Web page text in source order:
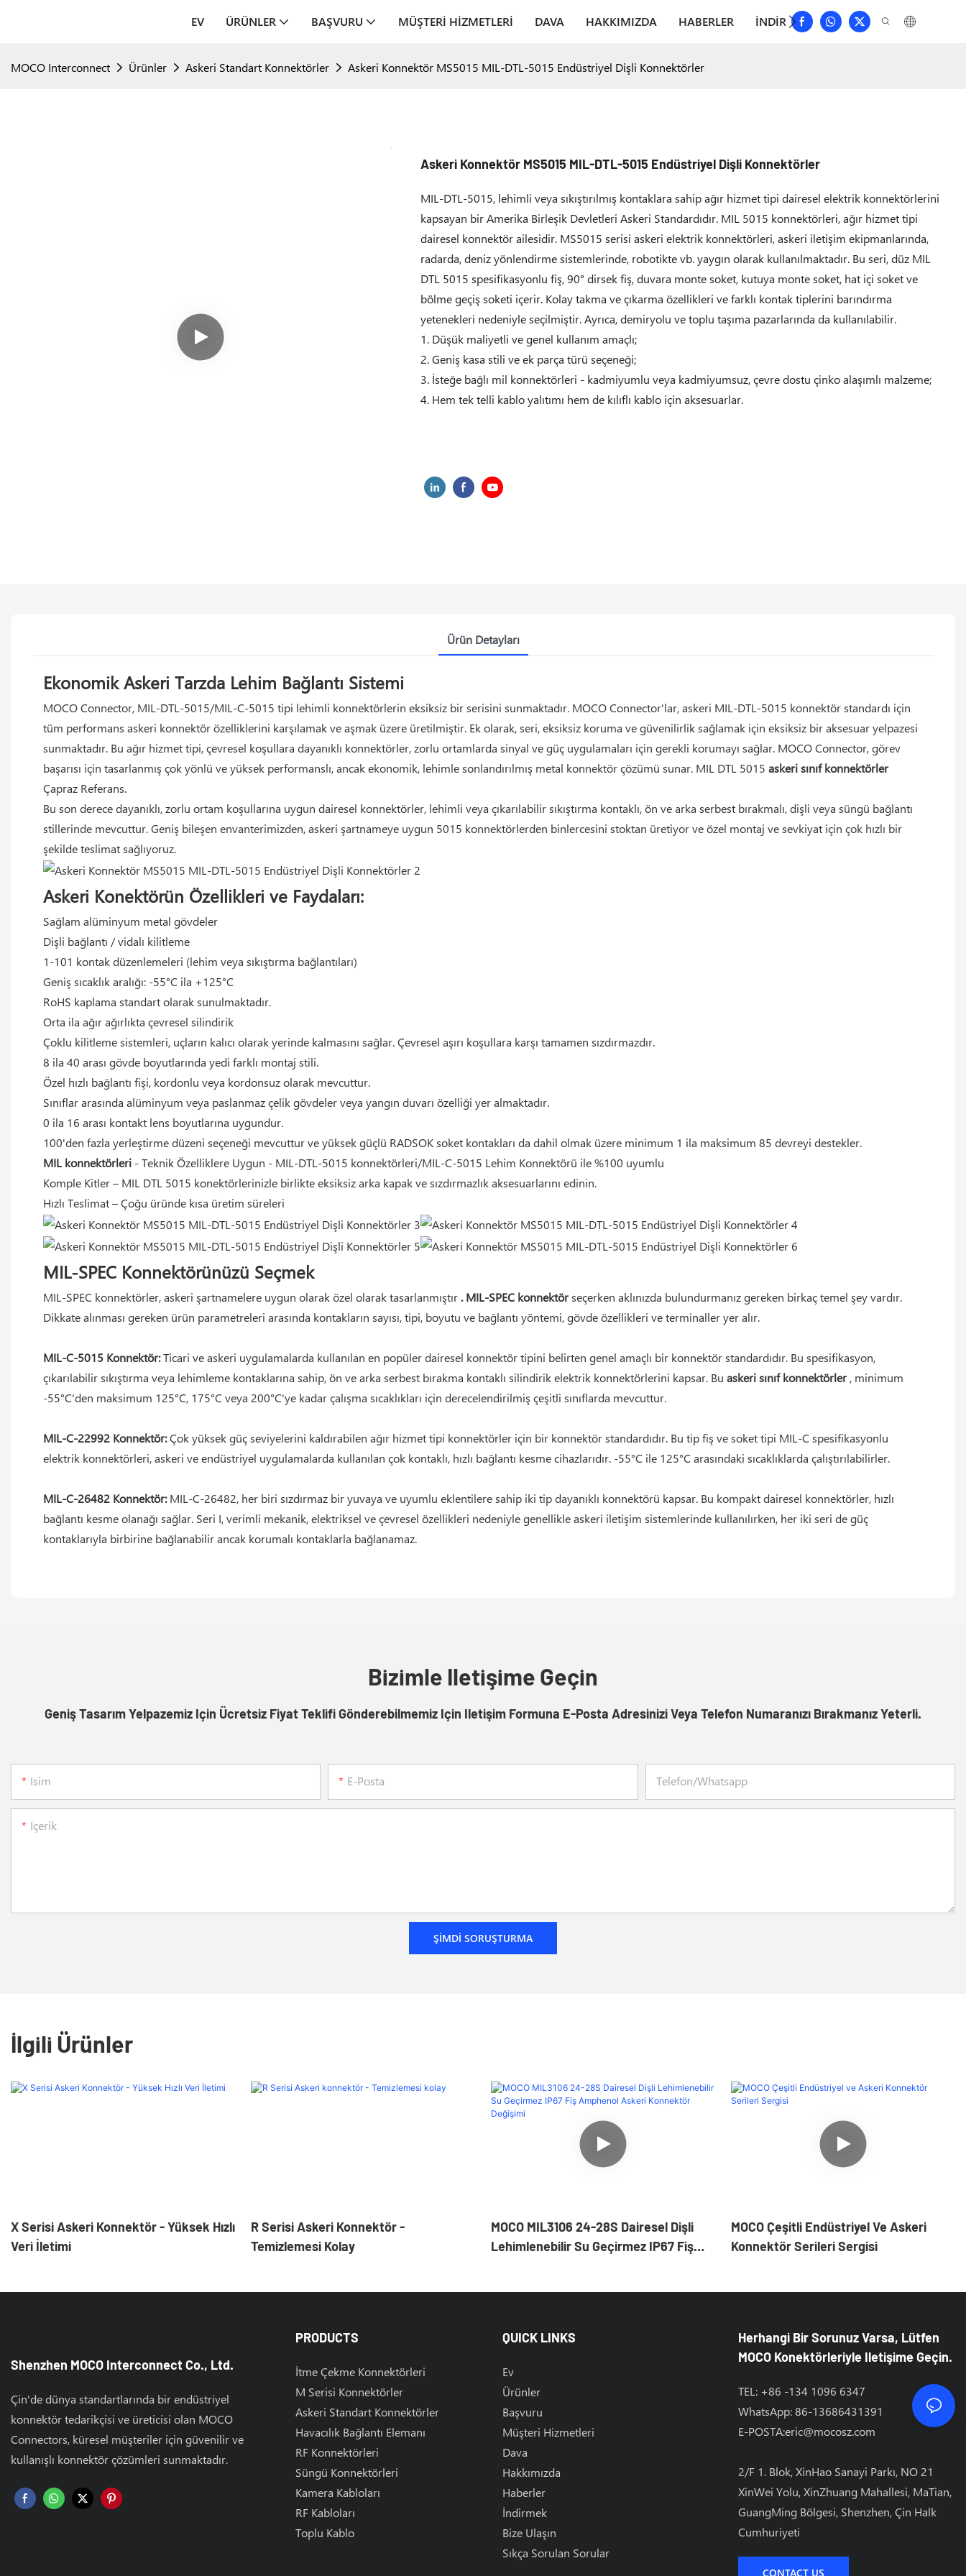
EV ÜRÜNLER BAŞVURU MÜŞTERI HIZMETLERI DAVA HAKKIMIZDA HABERLER İNDIRMEK BIZE ULAŞIN
MOCO Interconnect Ürünler Askeri Standart Konnektörler Askeri Konnektör MS5015 MIL-DTL-5015 Endüstriyel Dişli Konnektörler
Askeri Konnektör MS5015 MIL-DTL-5015 Endüstriyel Dişli Konnektörler
MIL-DTL-5015, lehimli veya sıkıştırılmış kontaklara sahip ağır hizmet tipi dairesel elektrik konnektörlerini
kapsayan bir Amerika Birleşik Devletleri Askeri Standardıdır. MIL 5015 konnektörleri, ağır hizmet tipi
dairesel konnektör ailesidir. MS5015 serisi askeri elektrik konnektörleri, askeri iletişim ekipmanlarında,
radarda, deniz yönlendirme sistemlerinde, robotikte vb. yaygın olarak kullanılmaktadır. Bu seri, düz MIL
DTL 5015 spesifikasyonlu fiş, 90° dirsek fiş, duvara monte soket, kutuya monte soket, hat içi soket ve
bölme geçiş soketi içerir. Kolay takma ve çıkarma özellikleri ve farklı kontak tiplerini barındırma
yetenekleri nedeniyle seçilmiştir. Ayrıca, demiryolu ve toplu taşıma pazarlarında da kullanılabilir.
1. Düşük maliyetli ve genel kullanım amaçlı;
2. Geniş kasa stili ve ek parça türü seçeneği;
3. İsteğe bağlı mil konnektörleri - kadmiyumlu veya kadmiyumsuz, çevre dostu çinko alaşımlı malzeme;
4. Hem tek telli kablo yalıtımı hem de kılıflı kablo için aksesuarlar.
Ürün Detayları
Ekonomik Askeri Tarzda Lehim Bağlantı Sistemi
MOCO Connector, MIL-DTL-5015/MIL-C-5015 tipi lehimli konnektörlerin eksiksiz bir serisini sunmaktadır. MOCO Connector'lar, askeri MIL-DTL-5015 konnektör standardı için
tüm performans askeri konnektör özelliklerini karşılamak ve aşmak üzere üretilmiştir. Ek olarak, seri, eksiksiz koruma ve güvenilirlik sağlamak için eksiksiz bir aksesuar yelpazesi
sunmaktadır. Bu ağır hizmet tipi, çevresel koşullara dayanıklı konnektörler, zorlu ortamlarda sinyal ve güç uygulamaları için gerekli korumayı sağlar. MOCO Connector, görev
başarısı için tasarlanmış çok yönlü ve yüksek performanslı, ancak ekonomik, lehimle sonlandırılmış metal konnektör çözümü sunar. MIL DTL 5015 askeri sınıf konnektörler
Çapraz Referans.
Bu son derece dayanıklı, zorlu ortam koşullarına uygun dairesel konnektörler, lehimli veya çıkarılabilir sıkıştırma kontaklı, ön ve arka serbest bırakmalı, dişli veya süngü bağlantı
stillerinde mevcuttur. Geniş bileşen envanterimizden, askeri şartnameye uygun 5015 konnektörlerden binlercesini stoktan üretiyor ve özel montaj ve sevkiyat için çok hızlı bir
şekilde teslimat sağlıyoruz.
Askeri Konektörün Özellikleri ve Faydaları:
Sağlam alüminyum metal gövdeler
Dişli bağlantı / vidalı kilitleme
1-101 kontak düzenlemeleri (lehim veya sıkıştırma bağlantıları)
Geniş sıcaklık aralığı: -55°C ila +125°C
RoHS kaplama standart olarak sunulmaktadır.
Orta ila ağır ağırlıkta çevresel silindirik
Çoklu kilitleme sistemleri, uçların kalıcı olarak yerinde kalmasını sağlar. Çevresel aşırı koşullara karşı tamamen sızdırmazdır.
8 ila 40 arası gövde boyutlarında yedi farklı montaj stili.
Özel hızlı bağlantı fişi, kordonlu veya kordonsuz olarak mevcuttur.
Sınıflar arasında alüminyum veya paslanmaz çelik gövdeler veya yangın duvarı özelliği yer almaktadır.
0 ila 16 arası kontakt lens boyutlarına uygundur.
100'den fazla yerleştirme düzeni seçeneği mevcuttur ve yüksek güçlü RADSOK soket kontakları da dahil olmak üzere minimum 1 ila maksimum 85 devreyi destekler.
MIL konnektörleri - Teknik Özelliklere Uygun - MIL-DTL-5015 konnektörleri/MIL-C-5015 Lehim Konnektörü ile %100 uyumlu
Komple Kitler – MIL DTL 5015 konektörlerinizle birlikte eksiksiz arka kapak ve sızdırmazlık aksesuarlarını edinin.
Hızlı Teslimat – Çoğu üründe kısa üretim süreleri
MIL-SPEC Konnektörünüzü Seçmek
MIL-SPEC konnektörler, askeri şartnamelere uygun olarak özel olarak tasarlanmıştır . MIL-SPEC konnektörseçerken aklınızda bulundurmanız gereken birkaç temel şey vardır.
Dikkate alınması gereken ürün parametreleri arasında kontakların sayısı, tipi, boyutu ve bağlantı yöntemi, gövde özellikleri ve terminaller yer alır.
MIL-C-5015 Konnektör:Ticari ve askeri uygulamalarda kullanılan en popüler dairesel konnektör tipini belirten genel amaçlı bir konnektör standardıdır. Bu spesifikasyon,
çıkarılabilir sıkıştırma veya lehimleme kontaklarına sahip, ön ve arka serbest bırakma kontaklı silindirik elektrik konnektörlerini kapsar. Bu askeri sınıf konnektörler, minimum
-55°C'den maksimum 125°C, 175°C veya 200°C'ye kadar çalışma sıcaklıkları için derecelendirilmiş çeşitli sınıflarda mevcuttur.
MIL-C-22992 Konnektör:Çok yüksek güç seviyelerini kaldırabilen ağır hizmet tipi konnektörler için bir konnektör standardıdır. Bu tip fiş ve soket tipi MIL-C spesifikasyonlu
elektrik konnektörleri, askeri ve endüstriyel uygulamalarda kullanılan çok kontaklı, hızlı bağlantı kesme cihazlarıdır. -55°C ile 125°C arasındaki sıcaklıklarda çalıştırılabilirler.
MIL-C-26482 Konnektör:MIL-C-26482, her biri sızdırmaz bir yuvaya ve uyumlu eklentilere sahip iki tip dayanıklı konnektörü kapsar. Bu kompakt dairesel konnektörler, hızlı
bağlantı kesme olanağı sağlar. Seri I, verimli mekanik, elektriksel ve çevresel özellikleri nedeniyle genellikle askeri iletişim sistemlerinde kullanılırken, her iki seri de güç
kontaklarıyla birbirine bağlanabilir ancak korumalı kontaklarla bağlanamaz.
Bizimle Iletişime Geçin
Geniş Tasarım Yelpazemiz Için Ücretsiz Fiyat Teklifi Gönderebilmemiz Için Iletişim Formuna E-Posta Adresinizi Veya Telefon Numaranızı Bırakmanız Yeterli.
Isim E-Posta Telefon/whatsapp
Içerik
ŞIMDI SORUŞTURMA
İlgili Ürünler
X Serisi Askeri Konnektör - Yüksek Hızlı
Veri İletimi
R Serisi Askeri Konnektör -
Temizlemesi Kolay
MOCO MIL3106 24-28S Dairesel Dişli
Lehimlenebilir Su Geçirmez IP67 Fiş
MOCO Çeşitli Endüstriyel Ve Askeri
Konnektör Serileri Sergisi
Shenzhen MOCO Interconnect Co., Ltd.
Çin'de dünya standartlarında bir endüstriyel
konnektör tedarikçisi ve üreticisi olan MOCO
Connectors, küresel müşteriler için güvenilir ve
kullanışlı konnektör çözümleri sunmaktadır.
PRODUCTS
İtme Çekme Konnektörleri
M Serisi Konnektörler
Askeri Standart Konnektörler
Havacılık Bağlantı Elemanı
RF Konnektörleri
Süngü Konnektörleri
Kamera Kabloları
RF Kabloları
Toplu Kablo
QUICK LINKS
Ev
Ürünler
Başvuru
Müşteri Hizmetleri
Dava
Hakkımızda
Haberler
İndirmek
Bize Ulaşın
Sıkça Sorulan Sorular
Herhangi Bir Sorunuz Varsa, Lütfen
MOCO Konektörleriyle Iletişime Geçin.
TEL: +86 -134 1096 6347
WhatsApp: 86-13686431391
E-POSTA:eric@mocosz.com
2/F 1. Blok, XinHao Sanayi Parkı, NO 21
XinWei Yolu, XinZhuang Mahallesi, MaTian, ​​
GuangMing Bölgesi, Shenzhen, Çin Halk
Cumhuriyeti
CONTACT US